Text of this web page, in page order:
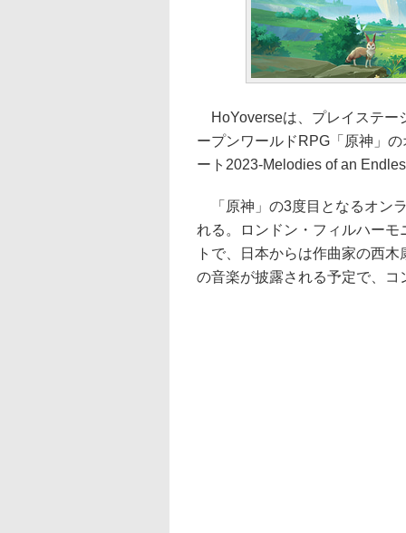
HoYoverseは、プレイステー
ープンワールドRPG「原神」
ート2023-Melodies of an
「原神」の3度目となるオン
れる。ロンドン・フィルハー
トで、日本からは作曲家の西
の音楽が披露される予定で、